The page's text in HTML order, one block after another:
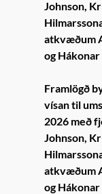
Johnson,
atkvæðum
og
Framlögð
vísan til
2026 með
Johnson,
atkvæðum
og